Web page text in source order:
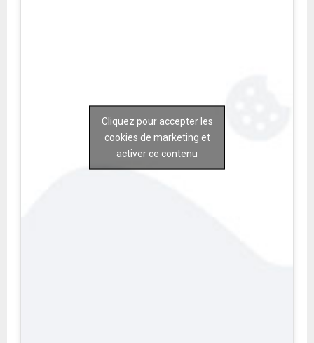
Cliquez pour accepter les
cookies de marketing et
activer ce contenu